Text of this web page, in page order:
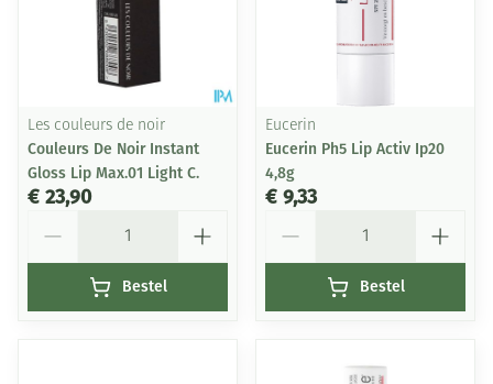
Les couleurs de noir
Couleurs De Noir Instant
Gloss Lip Max.01 Light C.
€ 23,90
Bestel
Eucerin
Eucerin Ph5 Lip Activ Ip20
4,8g
€ 9,33
Bestel